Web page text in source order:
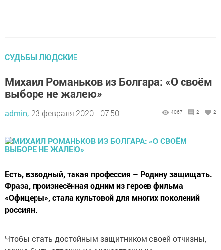
СУДЬБЫ ЛЮДСКИЕ
Михаил Романьков из Болгара: «О своём
выборе не жалею»
admin, 23 февраля 2020 - 07:50 4067 2 2
Есть, взводный, такая профессия – Родину защищать.
Фраза, произнесённая одним из героев фильма
«Офицеры», стала культовой для многих поколений
россиян.
Чтобы стать достойным защитником своей отчизны,